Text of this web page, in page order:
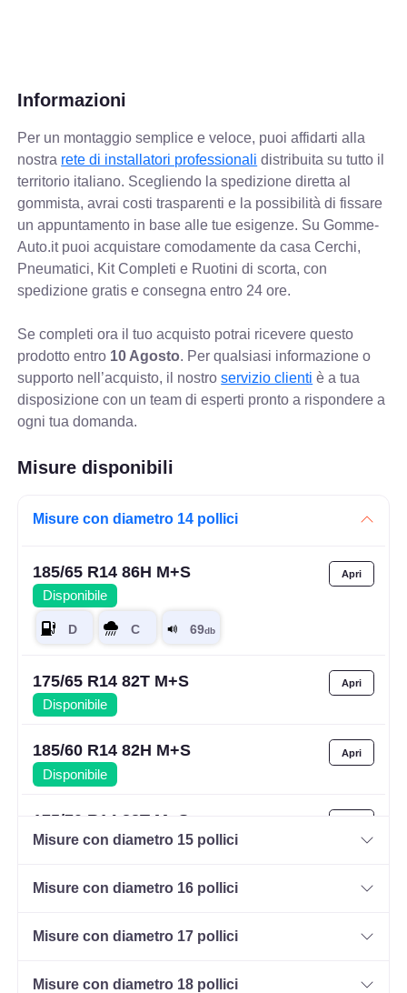
Informazioni
Per un montaggio semplice e veloce, puoi affidarti alla
nostra rete di installatori professionali distribuita su tutto il
territorio italiano. Scegliendo la spedizione diretta al
gommista, avrai costi trasparenti e la possibilità di fissare
un appuntamento in base alle tue esigenze. Su Gomme-
Auto.it puoi acquistare comodamente da casa Cerchi,
Pneumatici, Kit Completi e Ruotini di scorta, con
spedizione gratis e consegna entro 24 ore.
Se completi ora il tuo acquisto potrai ricevere questo
prodotto entro 10 Agosto. Per qualsiasi informazione o
supporto nell’acquisto, il nostroservizio clienti è a tua
disposizione con un team di esperti pronto a rispondere a
ogni tua domanda.
Misure disponibili
Misure con diametro 14 pollici
185/65 R14 86H M+S
Disponibile
175/65 R14 82T M+S
Disponibile
185/60 R14 82H M+S
Disponibile
175/70 R14 88T M+S
Disponibile
Misure con diametro 15 pollici
Misure con diametro 16 pollici
Misure con diametro 17 pollici
Misure con diametro 18 pollici